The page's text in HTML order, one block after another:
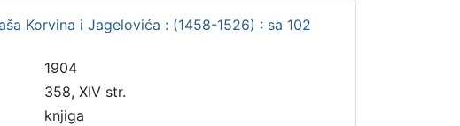
Korvina i Jagelovića : (1458-1526) : sa 102
1904
358, XIV str.
knjiga